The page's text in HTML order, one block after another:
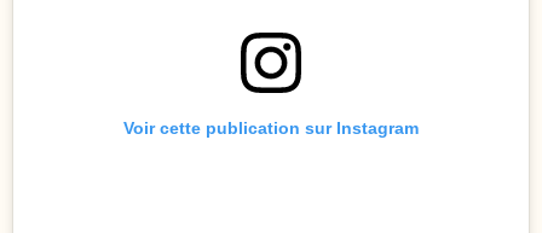
Voir cette publication sur Instagram